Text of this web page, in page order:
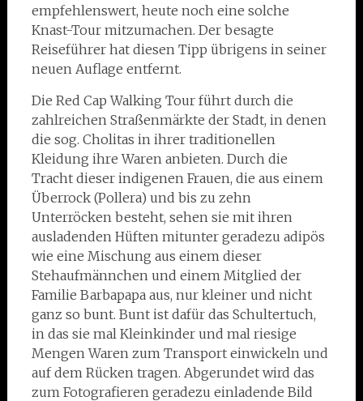
empfehlenswert, heute noch eine solche
Knast-Tour mitzumachen. Der besagte
Reiseführer hat diesen Tipp übrigens in seiner
neuen Auflage entfernt.
Die Red Cap Walking Tour führt durch die
zahlreichen Straßenmärkte der Stadt, in denen
die sog. Cholitas in ihrer traditionellen
Kleidung ihre Waren anbieten. Durch die
Tracht dieser indigenen Frauen, die aus einem
Überrock (Pollera) und bis zu zehn
Unterröcken besteht, sehen sie mit ihren
ausladenden Hüften mitunter geradezu adipös
wie eine Mischung aus einem dieser
Stehaufmännchen und einem Mitglied der
Familie Barbapapa aus, nur kleiner und nicht
ganz so bunt. Bunt ist dafür das Schultertuch,
in das sie mal Kleinkinder und mal riesige
Mengen Waren zum Transport einwickeln und
auf dem Rücken tragen. Abgerundet wird das
zum Fotografieren geradezu einladende Bild